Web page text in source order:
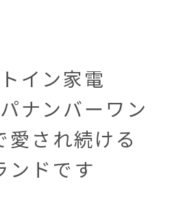
イン家電
ナンバーワン
愛され続ける
ンドです